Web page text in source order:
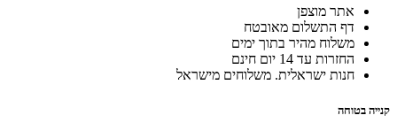
אתר מוצפן
דף התשלום מאובטח
משלוח מהיר בתוך ימים
החזרות עד 14 יום חינם
חנות ישראלית. משלוחים מישראל
קנייה בטוחה